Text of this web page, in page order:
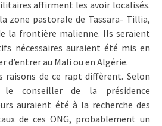
affirment les avoir localisés.
zone pastorale de Tassara- Tillia,
la frontière malienne. Ils seraient
nécessaires auraient été mis en
d’entrer au Mali ou en Algérie.
raisons de ce rapt diffèrent. Selon
le conseiller de la présidence
auraient été à la recherche des
de ces ONG, probablement un